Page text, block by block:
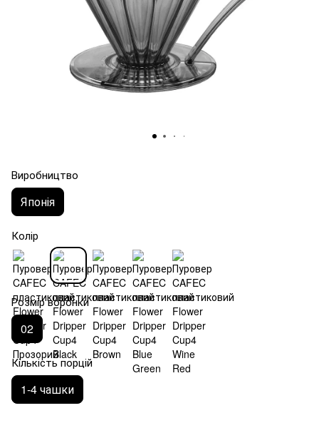
Виробництво
Японія
Колір
Розмір воронки
02
Кількість порцій
1-4 чашки